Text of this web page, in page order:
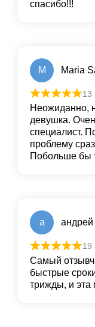
спасибо!!!
M Maria
13
Неожиданно,
девушка.
специалист.
проблему
Побольше бы
а андрей
19
Самый
быстрые
трижды, и эта